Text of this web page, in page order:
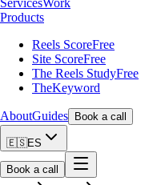
ServicesWork
Products
Reels ScoreFree
Site ScoreFree
The Reels StudyFree
TheKeyword
AboutGuides Book a call
🇪🇸ES
Book a call